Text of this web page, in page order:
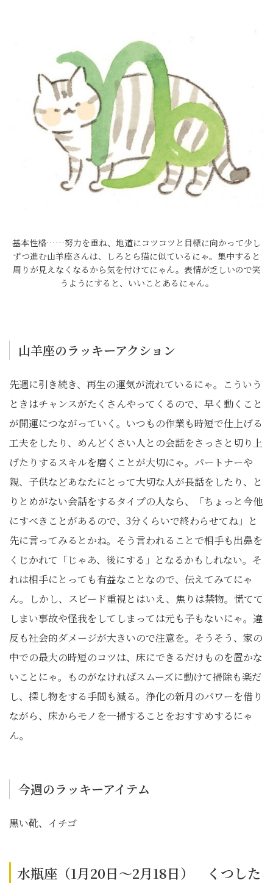
基本性格……努力を重ね、地道にコツコツと目標に向かって少し
ずつ進む山羊座さんは、しろとら猫に似ているにゃ。集中すると
周りが見えなくなるから気を付けてにゃん。表情が乏しいので笑
うようにすると、いいことあるにゃん。
山羊座のラッキーアクション
先週に引き続き、再生の運気が流れているにゃ。こういう
ときはチャンスがたくさんやってくるので、早く動くこと
が開運につながっていく。いつもの作業も時短で仕上げる
工夫をしたり、めんどくさい人との会話をさっさと切り上
げたりするスキルを磨くことが大切にゃ。パートナーや
親、子供などあなたにとって大切な人が長話をしたり、と
りとめがない会話をするタイプの人なら、「ちょっと今他
にすべきことがあるので、3分くらいで終わらせてね」と
先に言ってみるとかね。そう言われることで相手も出鼻を
くじかれて「じゃあ、後にする」となるかもしれない。そ
れは相手にとっても有益なことなので、伝えてみてにゃ
ん。しかし、スピード重視とはいえ、焦りは禁物。慌てて
しまい事故や怪我をしてしまっては元も子もないにゃ。違
反も社会的ダメージが大きいので注意を。そうそう、家の
中での最大の時短のコツは、床にできるだけものを置かな
いことにゃ。ものがなければスムーズに動けて掃除も楽だ
し、探し物をする手間も減る。浄化の新月のパワーを借り
ながら、床からモノを一掃することをおすすめするにゃ
ん。
今週のラッキーアイテム
黒い靴、イチゴ
水瓶座（1月20日～2月18日） くつした